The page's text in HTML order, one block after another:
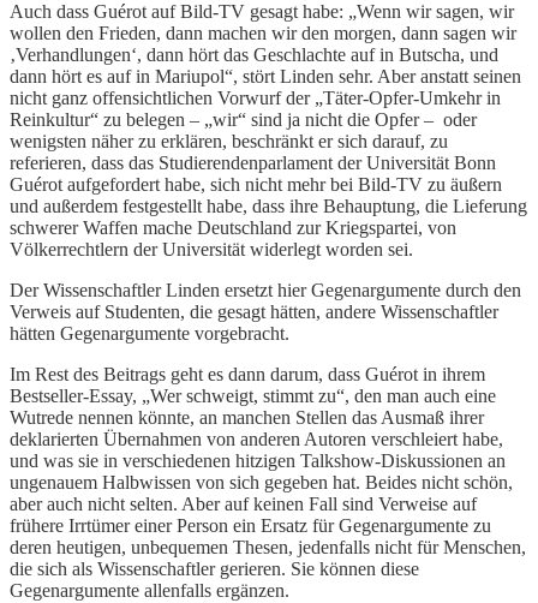
Auch dass Guérot auf Bild-TV gesagt habe: „Wenn wir sagen, wir
wollen den Frieden, dann machen wir den morgen, dann sagen wir
‚Verhandlungen‘, dann hört das Ge­schlachte auf in Butscha, und
dann hört es auf in Mariupol“, stört Linden sehr. Aber anstatt seinen
nicht ganz offensichtlichen Vorwurf der „Täter-Opfer-Umkehr in
Reinkultur“ zu belegen – „wir“ sind ja nicht die Opfer – oder
wenigsten näher zu erklären, beschränkt er sich darauf, zu
referieren, dass das Studierendenparlament der Universität Bonn
Guérot aufgefordert habe, sich nicht mehr bei Bild-TV zu äußern
und außerdem festgestellt habe, dass ihre Behauptung, die Lieferung
schwerer Waffen mache Deutschland zur Kriegspartei, von
Völkerrechtlern der Universität widerlegt worden sei.
Der Wissenschaftler Linden ersetzt hier Gegenargumente durch den
Verweis auf Studenten, die gesagt hätten, andere Wissenschaftler
hätten Gegenargumente vorgebracht.
Im Rest des Beitrags geht es dann darum, dass Guérot in ihrem
Bestseller-Essay, „Wer schweigt, stimmt zu“, den man auch eine
Wutrede nennen könnte, an manchen Stellen das Ausmaß ihrer
deklarierten Übernahmen von anderen Autoren verschleiert habe,
und was sie in verschiedenen hitzigen Talkshow-Diskussionen an
ungenauem Halbwissen von sich gegeben hat. Beides nicht schön,
aber auch nicht selten. Aber auf keinen Fall sind Verweise auf
frühere Irrtümer einer Person ein Ersatz für Gegenargumente zu
deren heutigen, unbequemen Thesen, jedenfalls nicht für Menschen,
die sich als Wissenschaftler gerieren. Sie können diese
Gegenargumente allenfalls ergänzen.